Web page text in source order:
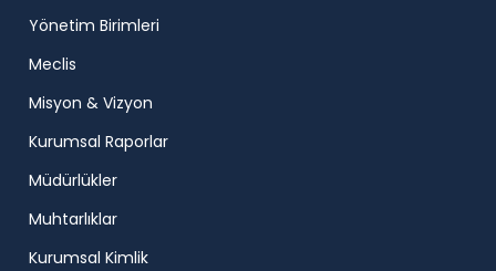
Yönetim Birimleri
Meclis
Misyon & Vizyon
Kurumsal Raporlar
Müdürlükler
Muhtarlıklar
Kurumsal Kimlik